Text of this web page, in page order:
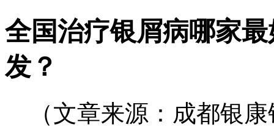
全国治疗银屑病哪家
发？
（文章来源：成都银